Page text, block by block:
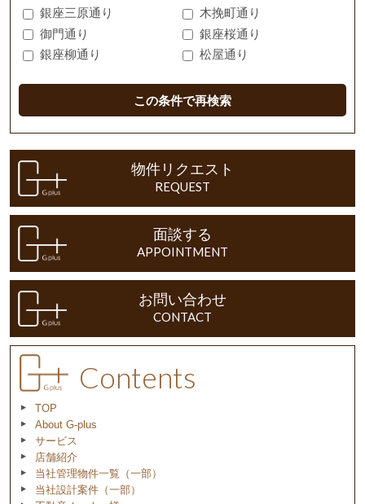
銀座三原通り
木挽町通り
御門通り
銀座桜通り
銀座柳通り
松屋通り
この条件で再検索
物件リクエスト
REQUEST
面談する
APPOINTMENT
お問い合わせ
CONTACT
Contents
TOP
About G-plus
サービス
店舗紹介
当社管理物件一覧（一部）
当社設計案件（一部）